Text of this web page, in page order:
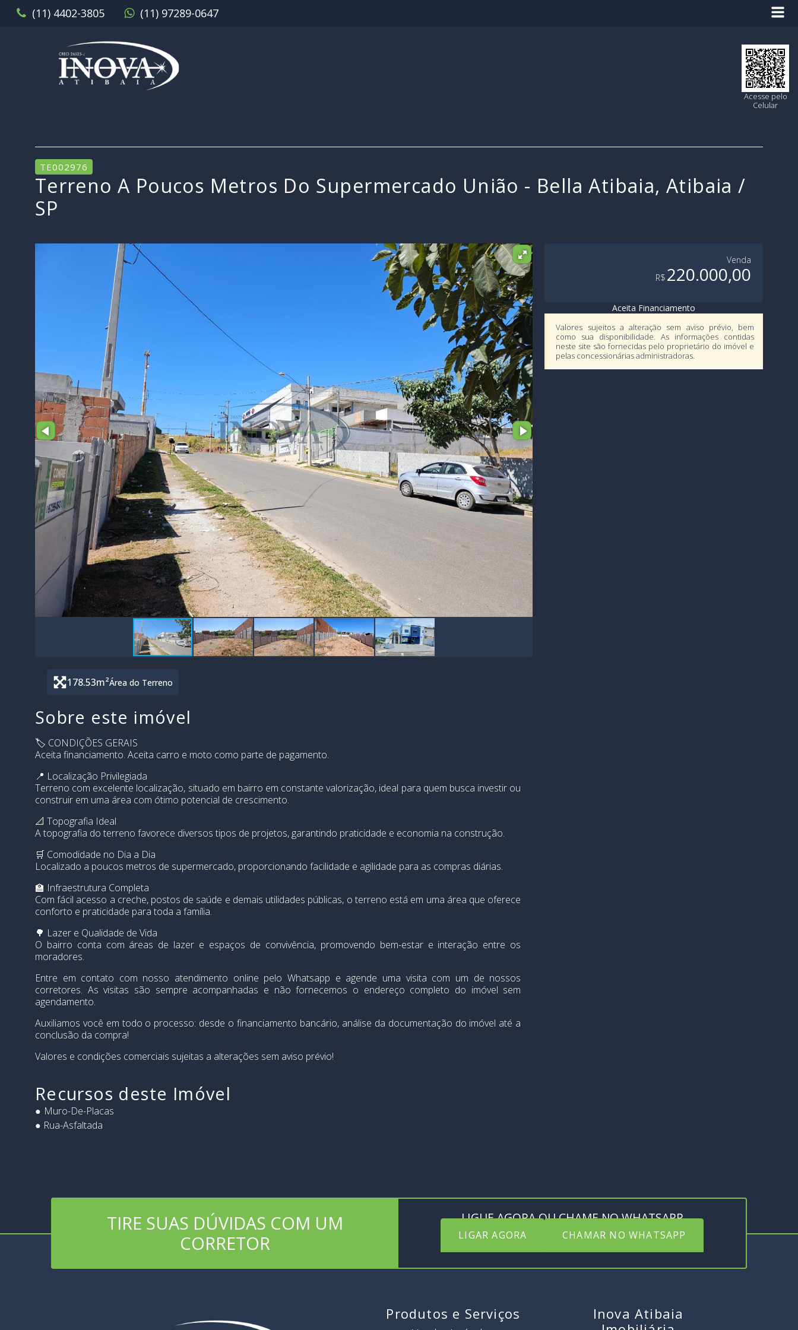
(11) 4402-3805 (11) 97289-0647
Acesse pelo
Celular
TE002976
Terreno A Poucos Metros Do Supermercado União - Bella Atibaia, Atibaia /
SP
178.53m²Área do Terreno
Sobre este imóvel
🏷️ CONDIÇÕES GERAIS
Aceita financiamento. Aceita carro e moto como parte de pagamento.
📍 Localização Privilegiada
Terreno com excelente localização, situado em bairro em constante valorização, ideal para quem busca investir ou
construir em uma área com ótimo potencial de crescimento.
📐 Topografia Ideal
A topografia do terreno favorece diversos tipos de projetos, garantindo praticidade e economia na construção.
🛒 Comodidade no Dia a Dia
Localizado a poucos metros de supermercado, proporcionando facilidade e agilidade para as compras diárias.
🏫 Infraestrutura Completa
Com fácil acesso a creche, postos de saúde e demais utilidades públicas, o terreno está em uma área que oferece
conforto e praticidade para toda a família.
🌳 Lazer e Qualidade de Vida
O bairro conta com áreas de lazer e espaços de convivência, promovendo bem-estar e interação entre os
moradores.
Entre em contato com nosso atendimento online pelo Whatsapp e agende uma visita com um de nossos
corretores. As visitas são sempre acompanhadas e não fornecemos o endereço completo do imóvel sem
agendamento.
Auxiliamos você em todo o processo: desde o financiamento bancário, análise da documentação do imóvel até a
conclusão da compra!
Valores e condições comerciais sujeitas a alterações sem aviso prévio!
Recursos deste Imóvel
Muro-De-Placas
● Rua-Asfaltada
Venda
R$ 220.000,00
Aceita Financiamento
Valores sujeitos a alteração sem aviso prévio, bem
como sua disponibilidade. As informações contidas
neste site são fornecidas pelo proprietário do imóvel e
pelas concessionárias administradoras.
TIRE SUAS DÚVIDAS COM UM
CORRETOR
LIGUE AGORA OU CHAME NO WHATSAPP
LIGAR AGORA CHAMAR NO WHATSAPP
Produtos e Serviços
Inova Atibaia